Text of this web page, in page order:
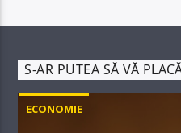
S-AR PUTEA SĂ VĂ
ECONOMIE